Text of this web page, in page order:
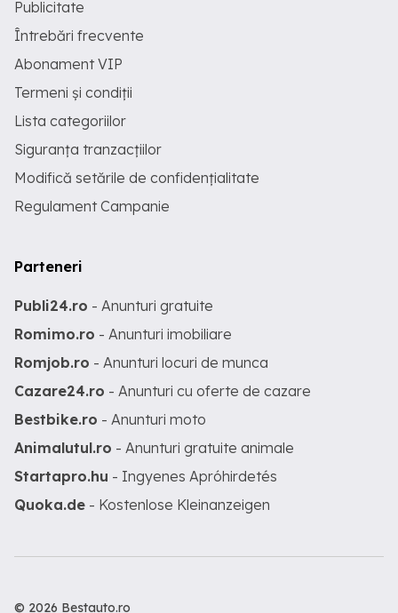
Publicitate
Întrebări frecvente
Abonament VIP
Termeni și condiții
Lista categoriilor
Siguranța tranzacțiilor
Modifică setările de confidențialitate
Regulament Campanie
Parteneri
Publi24.ro - Anunturi gratuite
Romimo.ro - Anunturi imobiliare
Romjob.ro - Anunturi locuri de munca
Cazare24.ro - Anunturi cu oferte de cazare
Bestbike.ro - Anunturi moto
Animalutul.ro - Anunturi gratuite animale
Startapro.hu - Ingyenes Apróhirdetés
Quoka.de - Kostenlose Kleinanzeigen
© 2026 Bestauto.ro